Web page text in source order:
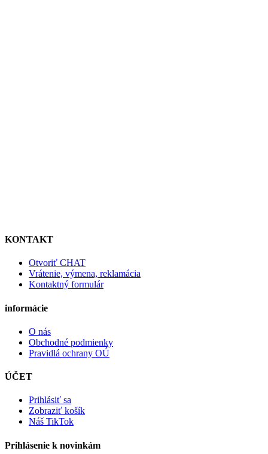
KONTAKT
Otvoriť CHAT
Vrátenie, výmena, reklamácia
Kontaktný formulár
informácie
O nás
Obchodné podmienky
Pravidlá ochrany OÚ
ÚČET
Prihlásiť sa
Zobraziť košík
Náš TikTok
Prihlásenie k novinkám